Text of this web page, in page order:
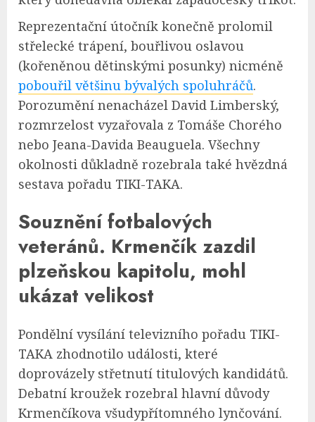
Reprezentační útočník konečně prolomil
střelecké trápení, bouřlivou oslavou
(kořeněnou dětinskými posunky) nicméně
pobouřil většinu bývalých spoluhráčů.
Porozumění nenacházel David Limberský,
rozmrzelost vyzařovala z Tomáše Chorého
nebo Jeana-Davida Beauguela. Všechny
okolnosti důkladně rozebrala také hvězdná
sestava pořadu TIKI-TAKA.
Souznění fotbalových
veteránů. Krmenčík zazdil
plzeňskou kapitolu, mohl
ukázat velikost
Pondělní vysílání televizního pořadu TIKI-
TAKA zhodnotilo události, které
doprovázely střetnutí titulových kandidátů.
Debatní kroužek rozebral hlavní důvody
Krmenčíkova všudypřítomného lynčování.